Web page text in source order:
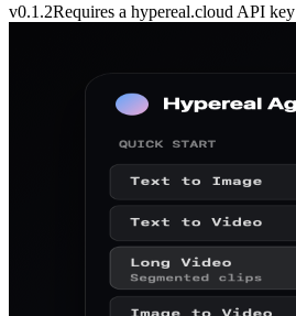
v0.1.2Requires a hypereal.cloud API key